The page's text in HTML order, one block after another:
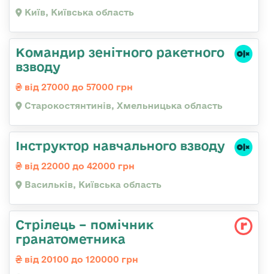
Київ, Київська область
Командир зенітного ракетного
взводу
від 27000 до 57000 грн
Старокостянтинів, Хмельницька область
Інструктор навчального взводу
від 22000 до 42000 грн
Васильків, Київська область
Стрілець – помічник
гранатометника
від 20100 до 120000 грн